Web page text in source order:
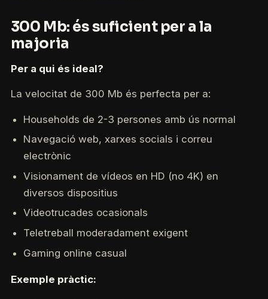
300 Mb: és suficient per a la
majoria
Per a qui és ideal?
La velocitat de 300 Mb és perfecta per a:
Households de 2-3 persones amb ús normal
Navegació web, xarxes socials i correu
electrònic
Visionament de vídeos en HD (no 4K) en
diversos dispositius
Videotrucades ocasionals
Teletreball moderadament exigent
Gaming online casual
Exemple pràctic: